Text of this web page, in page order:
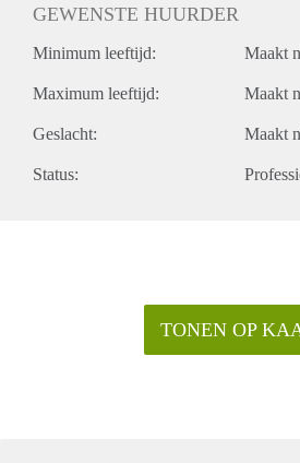
GEWENSTE HUURDER
Minimum leeftijd: Maakt
Maximum leeftijd: Maakt
Geslacht: Maakt
Status:
TONEN OP